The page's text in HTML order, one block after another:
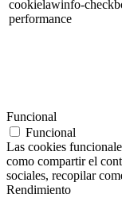
cookielawinfo-
performance
Funcional
Funcional
Las cookies
como compartir el
sociales, recopilar
Rendimiento